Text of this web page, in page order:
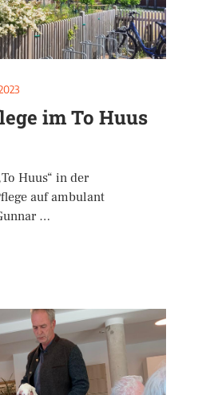
im To Huus
Huus“ in der
auf ambulant
…